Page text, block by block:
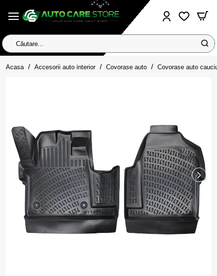
Căutare...
Acasa homeAccesorii auto interior Covorase auto Covorase auto